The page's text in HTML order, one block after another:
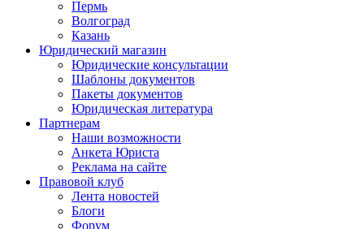
Пермь
Волгоград
Казань
Юридический магазин
Юридические консультации
Шаблоны документов
Пакеты документов
Юридическая литература
Партнерам
Наши возможности
Анкета Юриста
Реклама на сайте
Правовой клуб
Лента новостей
Блоги
Форум